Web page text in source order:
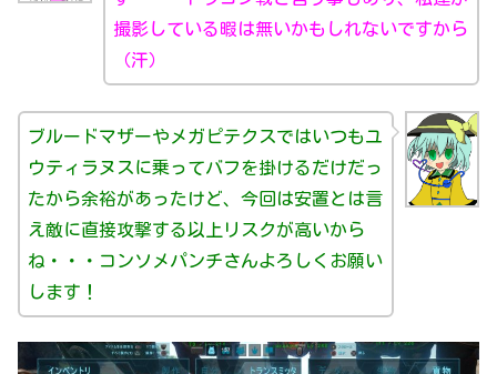
撮影している暇は無いかもしれないですから
（汗）
ブルードマザーやメガピテクスではいつもユ
ウティラヌスに乗ってバフを掛けるだけだっ
たから余裕があったけど、今回は安置とは言
え敵に直接攻撃する以上リスクが高いから
ね・・・コンソメパンチさんよろしくお願い
します！